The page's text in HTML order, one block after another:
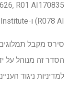
R078 AI) ו-Howard Medical Institute.
הסדר זה מנוהל על
למדיניות ניגוד